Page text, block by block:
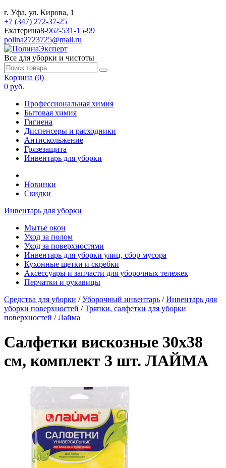
г. Уфа, ул. Кирова, 1
+7 (347) 272-37-25
Екатерина8-962-531-15-99
polina2723725@mail.ru
Все для уборки и чистоты
Корзина (0)
0 руб.
Профессиональная химия
Бытовая химия
Гигиена
Диспенсеры и расходники
Антискольжение
Грязезащита
Инвентарь для уборки
Новинки
Скидки
Инвентарь для уборки
Мытье окон
Уход за полом
Уход за поверхностями
Инвентарь для уборки улиц, сбор мусора
Кухонные щетки и скребки
Аксессуары и запчасти для уборочных тележек
Перчатки и рукавицы
Средства для уборки /Уборочный инвентарь /Инвентарь для
уборки поверхностей /Тряпки, салфетки для уборки
поверхностей /Лайма
Салфетки вискозные 30х38
см, комплект 3 шт. ЛАЙМА